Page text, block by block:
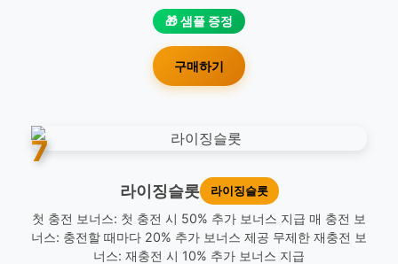
🎁 샘플 증정
구매하기
7
라이징슬롯 라이징슬롯
첫 충전 보너스: 첫 충전 시 50% 추가 보너스 지급 매 충전 보
너스: 충전할 때마다 20% 추가 보너스 제공 무제한 재충전 보
너스: 재충전 시 10% 추가 보너스 지급